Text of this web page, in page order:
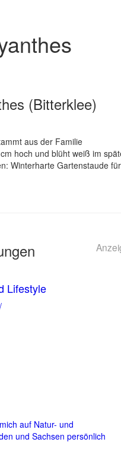
(Bitterklee)
aus der Familie
hoch und blüht weiß im
Winterharte Gartenstaude für
Lifestyle
auf Natur- und
und Sachsen persönlich